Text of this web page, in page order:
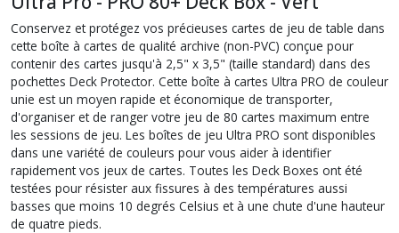
Conservez et protégez vos précieuses cartes de jeu de table dans
cette boîte à cartes de qualité archive (non-PVC) conçue pour
contenir des cartes jusqu'à 2,5" x 3,5" (taille standard) dans des
pochettes Deck Protector. Cette boîte à cartes Ultra PRO de couleur
unie est un moyen rapide et économique de transporter,
d'organiser et de ranger votre jeu de 80 cartes maximum entre
les sessions de jeu. Les boîtes de jeu Ultra PRO sont disponibles
dans une variété de couleurs pour vous aider à identifier
rapidement vos jeux de cartes. Toutes les Deck Boxes ont été
testées pour résister aux fissures à des températures aussi
basses que moins 10 degrés Celsius et à une chute d'une hauteur
de quatre pieds.